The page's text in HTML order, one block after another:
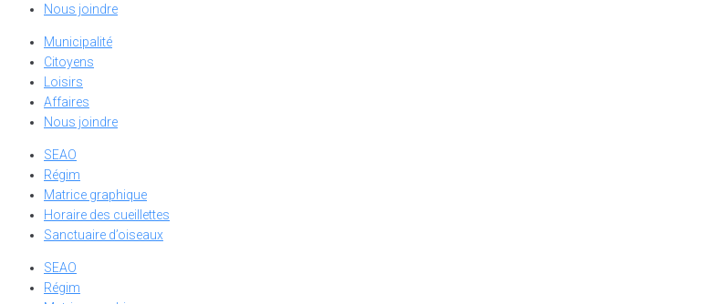
Nous joindre
Municipalité
Citoyens
Loisirs
Affaires
Nous joindre
SEAO
Régim
Matrice graphique
Horaire des cueillettes
Sanctuaire d’oiseaux
SEAO
Régim